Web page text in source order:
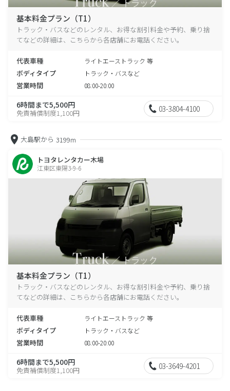
基本料金プラン（T1）
トラック・バスなどのレンタル、お得な割引料金や予約、乗り捨
てなどの詳細は、こちらから各店舗にお電話ください。
代表車種 ライトエーストラック 等
ボディタイプ トラック・バスなど
営業時間 08:00-20:00
6時間まで5,500円
免責補償制度1,100円 03-3804-4100
大島駅から 3199m
トヨタレンタカー木場
江東区東陽3-9-6
基本料金プラン（T1）
トラック・バスなどのレンタル、お得な割引料金や予約、乗り捨
てなどの詳細は、こちらから各店舗にお電話ください。
代表車種 ライトエーストラック 等
ボディタイプ トラック・バスなど
営業時間 08:00-20:00
6時間まで5,500円
免責補償制度1,100円 03-3649-4201